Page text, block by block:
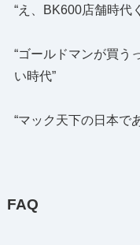
“え、BK600店舗時代
“ゴールドマンが買
い時代”
“マック天下の日本で
FAQ